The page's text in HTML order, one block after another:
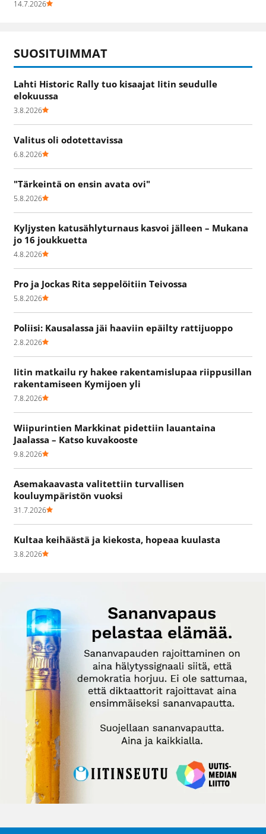
14.7.2026
SUOSITUIMMAT
Lahti Historic Rally tuo kisaajat Iitin seudulle
elokuussa
3.8.2026
Valitus oli odotettavissa
6.8.2026
"Tärkeintä on ensin avata ovi"
5.8.2026
Kyljysten katusählyturnaus kasvoi jälleen – Mukana
jo 16 joukkuetta
4.8.2026
Pro ja Jockas Rita seppelöitiin Teivossa
5.8.2026
Poliisi: Kausalassa jäi haaviin epäilty rattijuoppo
2.8.2026
Iitin matkailu ry hakee rakentamislupaa riippusillan
rakentamiseen Kymijoen yli
7.8.2026
Wiipurintien Markkinat pidettiin lauantaina
Jaalassa – Katso kuvakooste
9.8.2026
Asemakaavasta valitettiin turvallisen
kouluympäristön vuoksi
31.7.2026
Kultaa keihäästä ja kiekosta, hopeaa kuulasta
3.8.2026